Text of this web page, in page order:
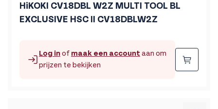
HiKOKI CV18DBL W2Z MULTI TOOL BL
EXCLUSIVE HSC II CV18DBLW2Z
Log inof maak een account aan om
prijzen te bekijken